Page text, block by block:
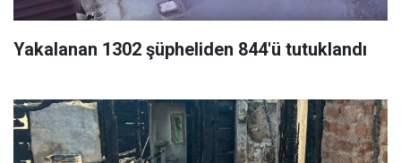
Yakalanan 1302 şüpheliden 844'ü tutuklandı